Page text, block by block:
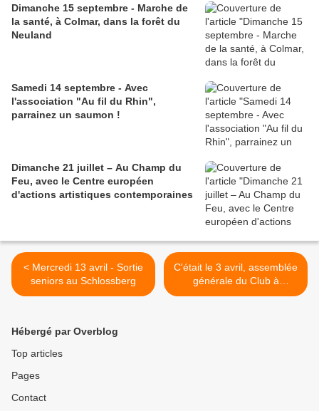
Dimanche 15 septembre - Marche de
la santé, à Colmar, dans la forêt du
Neuland
Samedi 14 septembre - Avec
l'association "Au fil du Rhin",
parrainez un saumon !
Dimanche 21 juillet – Au Champ du
Feu, avec le Centre européen
d'actions artistiques contemporaines
< Mercredi 13 avril - Sortie
seniors au Schlossberg
C'était le 3 avril, assemblée
générale du Club à
Mittelwihr (2/2) >
Hébergé par Overblog
Top articles
Pages
Contact